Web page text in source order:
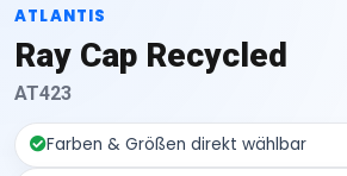
ATLANTIS
Ray Cap Recycled
AT423
Farben & Größen direkt wählbar